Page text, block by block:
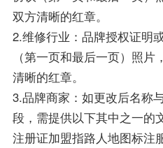
双方清晰的红章。
2.维修行业：品牌授权证明
（第一页和最后一页）照
清晰的红章。
3.品牌商家：如更改后名称
段，需提供以下其中之一的
注册证加盟指路人地图标注